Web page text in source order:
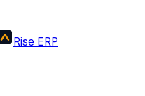
Rise ERP